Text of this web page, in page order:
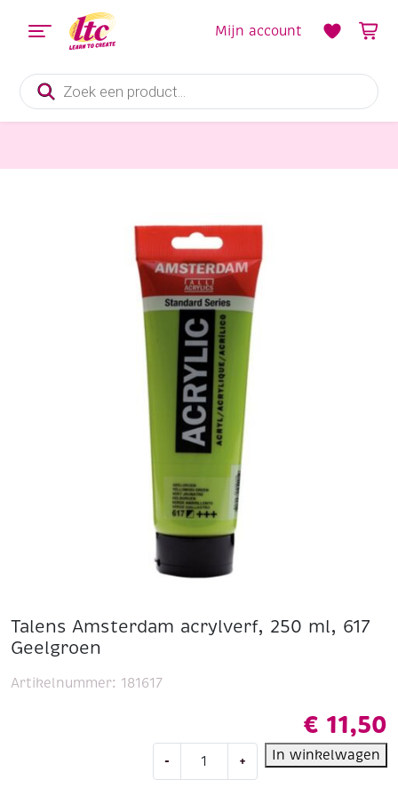
Producten
zoeken
Mijn account
Talens Amsterdam acrylverf, 250 ml, 617
Geelgroen
€ 11,50
-
Amsterdam
+ In winkelwagen
Artikelnummer: 181617